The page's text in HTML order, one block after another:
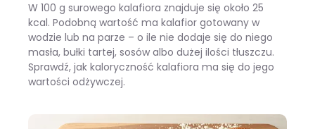
W 100 g surowego kalafiora znajduje się około 25
kcal. Podobną wartość ma kalafior gotowany w
wodzie lub na parze – o ile nie dodaje się do niego
masła, bułki tartej, sosów albo dużej ilości tłuszczu.
Sprawdź, jak kaloryczność kalafiora ma się do jego
wartości odżywczej.